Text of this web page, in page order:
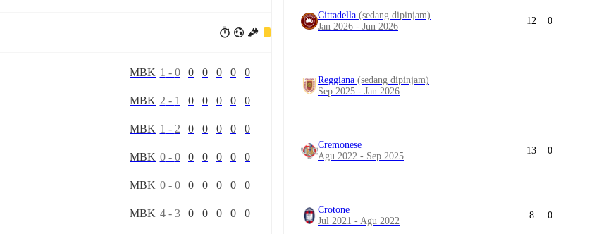
MBK 1 - 0 0 0 0 0 0
MBK 2 - 1 0 0 0 0 0
MBK 1 - 2 0 0 0 0 0
MBK 0- 0 0 0 0 0 0
MBK 0- 0 0 0 0 0 0
MBK 4- 3 0 0 0 0 0
Cittadella (sedang dipinjam)
Jan 2026 - Jun 2026
12 0
Reggiana (sedang dipinjam)
Sep 2025 - Jan 2026
Cremonese
Agu 2022 - Sep 2025
13 0
Crotone
Jul 2021 - Agu 2022
8 0